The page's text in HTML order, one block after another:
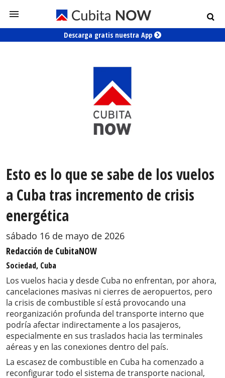
Descarga gratis nuestra App
Esto es lo que se sabe de los vuelos
a Cuba tras incremento de crisis
energética
sábado 16 de mayo de 2026
Redacción de CubitaNOW
Sociedad, Cuba
Los vuelos hacia y desde Cuba no enfrentan, por ahora,
cancelaciones masivas ni cierres de aeropuertos, pero
la crisis de combustible sí está provocando una
reorganización profunda del transporte interno que
podría afectar indirectamente a los pasajeros,
especialmente en sus traslados hacia las terminales
aéreas y en las conexiones dentro del país.
La escasez de combustible en Cuba ha comenzado a
reconfigurar todo el sistema de transporte nacional,